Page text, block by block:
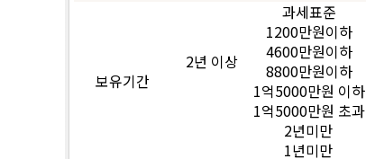
보유기간
2년 이상
과세표준
1200만원이하
4600만원이하
8800만원이하
1억5000만원 이하
1억5000만원 초과
2년미만
1년미만